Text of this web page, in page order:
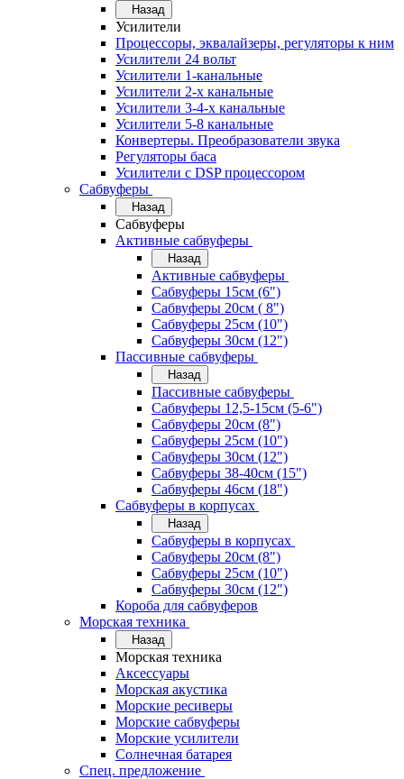
Назад
Усилители
Процессоры, эквалайзеры, регуляторы к ним
Усилители 24 вольт
Усилители 1-канальные
Усилители 2-х канальные
Усилители 3-4-х канальные
Усилители 5-8 канальные
Конвертеры. Преобразователи звука
Регуляторы баса
Усилители с DSP процессором
Сабвуферы
Назад
Сабвуферы
Активные сабвуферы
Назад
Активные сабвуферы
Сабвуферы 15см (6")
Сабвуферы 20см ( 8")
Сабвуферы 25см (10")
Сабвуферы 30см (12")
Пассивные сабвуферы
Назад
Пассивные сабвуферы
Сабвуферы 12,5-15см (5-6")
Сабвуферы 20см (8")
Сабвуферы 25см (10")
Сабвуферы 30см (12")
Сабвуферы 38-40см (15")
Сабвуферы 46см (18")
Сабвуферы в корпусах
Назад
Сабвуферы в корпусах
Сабвуферы 20см (8")
Сабвуферы 25см (10")
Сабвуферы 30см (12")
Короба для сабвуферов
Морская техника
Назад
Морская техника
Аксессуары
Морская акустика
Морские ресиверы
Морские сабвуферы
Морские усилители
Солнечная батарея
Спец. предложение